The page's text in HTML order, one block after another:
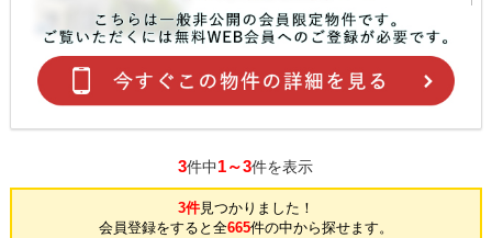
3件中1～3件を表示
3件見つかりました！
会員登録をすると全665件の中から探せます。